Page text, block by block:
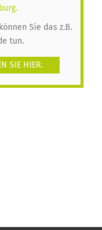
Sie das z.B.
tun.
SIE HIER.